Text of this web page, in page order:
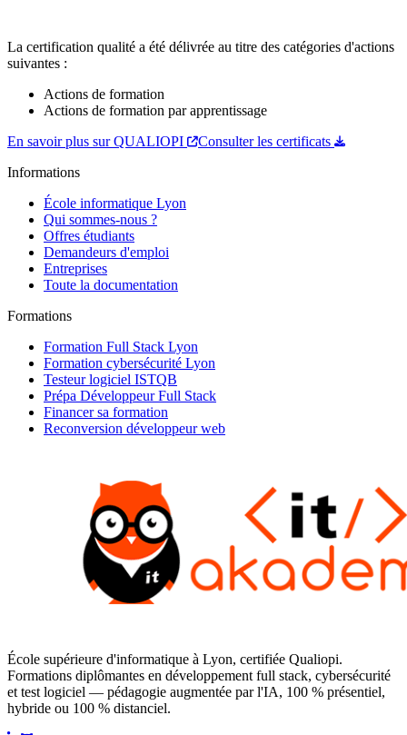
La certification qualité a été délivrée au titre des catégories d'actions
suivantes :
Actions de formation
Actions de formation par apprentissage
En savoir plus sur QUALIOPI
Consulter les certificats
Informations
École informatique Lyon
Qui sommes-nous ?
Offres étudiants
Demandeurs d'emploi
Entreprises
Toute la documentation
Formations
Formation Full Stack Lyon
Formation cybersécurité Lyon
Testeur logiciel ISTQB
Prépa Développeur Full Stack
Financer sa formation
Reconversion développeur web
École supérieure d'informatique à Lyon, certifiée Qualiopi.
Formations diplômantes en développement full stack, cybersécurité
et test logiciel — pédagogie augmentée par l'IA, 100 % présentiel,
hybride ou 100 % distanciel.